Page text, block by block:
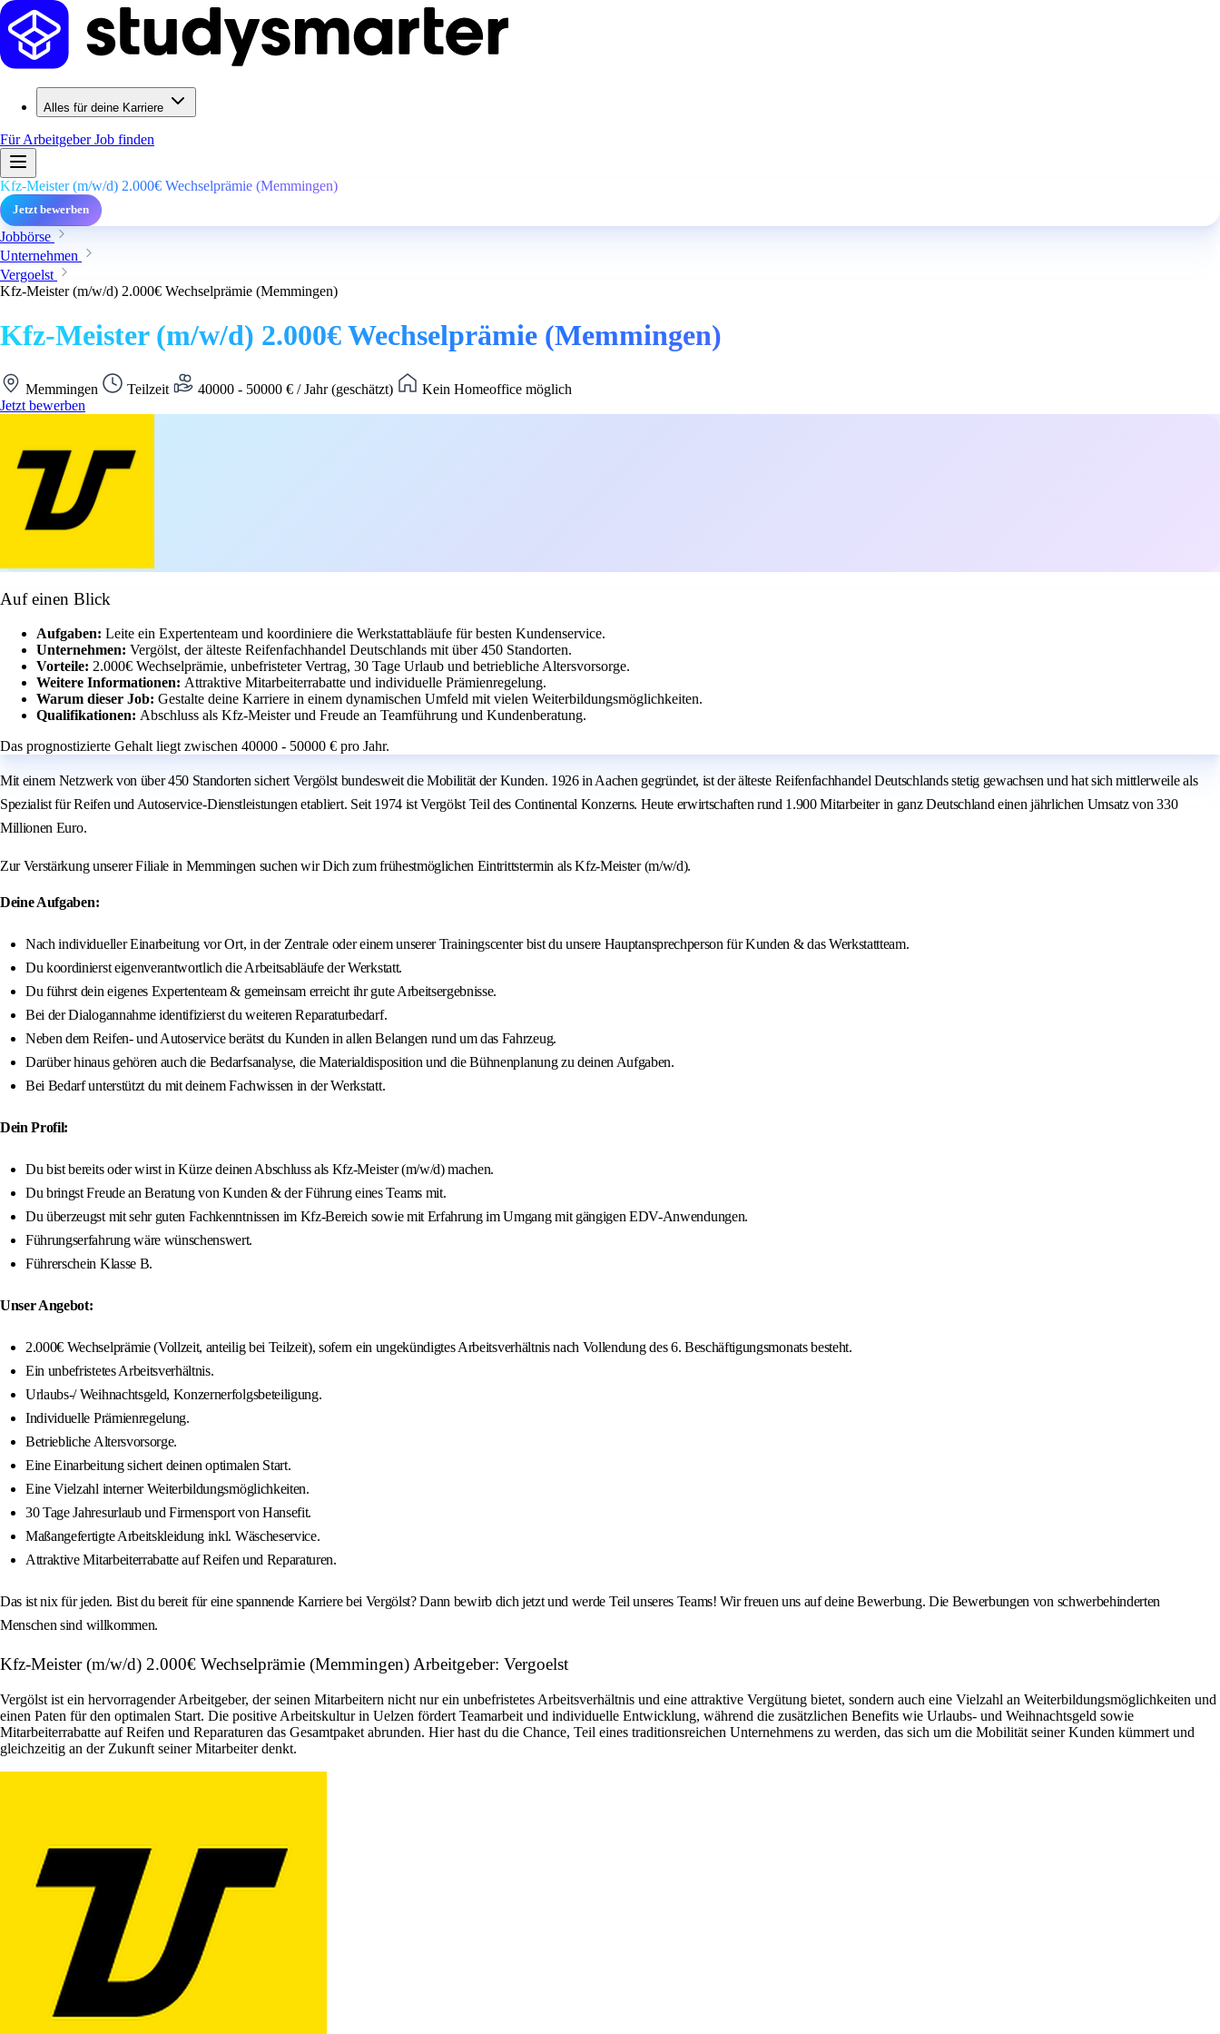
Alles für deine Karriere
Für ArbeitgeberJob finden
Kfz-Meister (m/w/d) 2.000€ Wechselprämie (Memmingen)
Jetzt bewerben
Jobbörse
Unternehmen
Vergoelst
Kfz-Meister (m/w/d) 2.000€ Wechselprämie (Memmingen)
Kfz-Meister (m/w/d) 2.000€ Wechselprämie (Memmingen)
Memmingen Teilzeit 40000 - 50000 € / Jahr (geschätzt)
Kein Homeoffice möglich
Jetzt bewerben
Auf einen Blick
Aufgaben: Leite ein Expertenteam und koordiniere die Werkstattabläufe für besten Kundenservice.
Unternehmen: Vergölst, der älteste Reifenfachhandel Deutschlands mit über 450 Standorten.
Vorteile: 2.000€ Wechselprämie, unbefristeter Vertrag, 30 Tage Urlaub und betriebliche Altersvorsorge.
Weitere Informationen: Attraktive Mitarbeiterrabatte und individuelle Prämienregelung.
Warum dieser Job: Gestalte deine Karriere in einem dynamischen Umfeld mit vielen Weiterbildungsmöglichkeiten.
Qualifikationen: Abschluss als Kfz-Meister und Freude an Teamführung und Kundenberatung.
Das prognostizierte Gehalt liegt zwischen 40000 - 50000 € pro Jahr.
Mit einem Netzwerk von über 450 Standorten sichert Vergölst bundesweit die Mobilität der Kunden. 1926 in Aachen gegründet, ist der älteste Reifenfachhandel Deutschlands stetig gewachsen und hat sich mittlerweile als
Spezialist für Reifen und Autoservice-Dienstleistungen etabliert. Seit 1974 ist Vergölst Teil des Continental Konzerns. Heute erwirtschaften rund 1.900 Mitarbeiter in ganz Deutschland einen jährlichen Umsatz von 330
Millionen Euro.
Zur Verstärkung unserer Filiale in Memmingen suchen wir Dich zum frühestmöglichen Eintrittstermin als Kfz-Meister (m/w/d).
Deine Aufgaben:
Nach individueller Einarbeitung vor Ort, in der Zentrale oder einem unserer Trainingscenter bist du unsere Hauptansprechperson für Kunden & das Werkstattteam.
Du koordinierst eigenverantwortlich die Arbeitsabläufe der Werkstatt.
Du führst dein eigenes Expertenteam & gemeinsam erreicht ihr gute Arbeitsergebnisse.
Bei der Dialogannahme identifizierst du weiteren Reparaturbedarf.
Neben dem Reifen- und Autoservice berätst du Kunden in allen Belangen rund um das Fahrzeug.
Darüber hinaus gehören auch die Bedarfsanalyse, die Materialdisposition und die Bühnenplanung zu deinen Aufgaben.
Bei Bedarf unterstützt du mit deinem Fachwissen in der Werkstatt.
Dein Profil:
Du bist bereits oder wirst in Kürze deinen Abschluss als Kfz-Meister (m/w/d) machen.
Du bringst Freude an Beratung von Kunden & der Führung eines Teams mit.
Du überzeugst mit sehr guten Fachkenntnissen im Kfz-Bereich sowie mit Erfahrung im Umgang mit gängigen EDV-Anwendungen.
Führungserfahrung wäre wünschenswert.
Führerschein Klasse B.
Unser Angebot:
2.000€ Wechselprämie (Vollzeit, anteilig bei Teilzeit), sofern ein ungekündigtes Arbeitsverhältnis nach Vollendung des 6. Beschäftigungsmonats besteht.
Ein unbefristetes Arbeitsverhältnis.
Urlaubs-/ Weihnachtsgeld, Konzernerfolgsbeteiligung.
Individuelle Prämienregelung.
Betriebliche Altersvorsorge.
Eine Einarbeitung sichert deinen optimalen Start.
Eine Vielzahl interner Weiterbildungsmöglichkeiten.
30 Tage Jahresurlaub und Firmensport von Hansefit.
Maßangefertigte Arbeitskleidung inkl. Wäscheservice.
Attraktive Mitarbeiterrabatte auf Reifen und Reparaturen.
Das ist nix für jeden. Bist du bereit für eine spannende Karriere bei Vergölst? Dann bewirb dich jetzt und werde Teil unseres Teams! Wir freuen uns auf deine Bewerbung. Die Bewerbungen von schwerbehinderten
Menschen sind willkommen.
Kfz-Meister (m/w/d) 2.000€ Wechselprämie (Memmingen) Arbeitgeber: Vergoelst
Vergölst ist ein hervorragender Arbeitgeber, der seinen Mitarbeitern nicht nur ein unbefristetes Arbeitsverhältnis und eine attraktive Vergütung bietet, sondern auch eine Vielzahl an Weiterbildungsmöglichkeiten und
einen Paten für den optimalen Start. Die positive Arbeitskultur in Uelzen fördert Teamarbeit und individuelle Entwicklung, während die zusätzlichen Benefits wie Urlaubs- und Weihnachtsgeld sowie
Mitarbeiterrabatte auf Reifen und Reparaturen das Gesamtpaket abrunden. Hier hast du die Chance, Teil eines traditionsreichen Unternehmens zu werden, das sich um die Mobilität seiner Kunden kümmert und
gleichzeitig an der Zukunft seiner Mitarbeiter denkt.